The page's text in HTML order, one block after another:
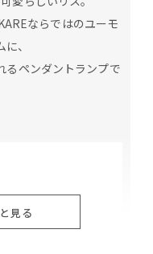
ならではのユーモ
、
るペンダントランプで
見る